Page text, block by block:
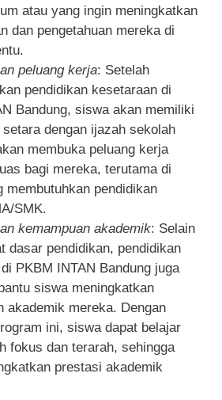
atau yang ingin meningkatkan
dan pengetahuan mereka di
peluang kerja: Setelah
pendidikan kesetaraan di
Bandung, siswa akan memiliki
dengan ijazah sekolah
membuka peluang kerja
bagi mereka, terutama di
membutuhkan pendidikan
SMK.
kemampuan akademik: Selain
dasar pendidikan, pendidikan
PKBM INTAN Bandung juga
siswa meningkatkan
akademik mereka. Dengan
ini, siswa dapat belajar
fokus dan terarah, sehingga
prestasi akademik